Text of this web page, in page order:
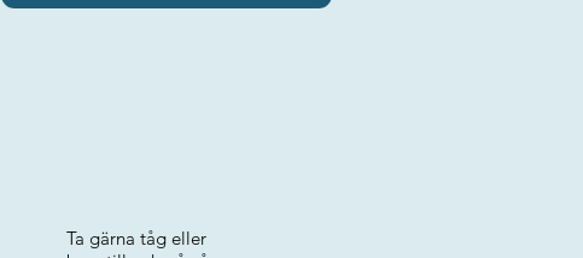
Ta gärna tåg eller